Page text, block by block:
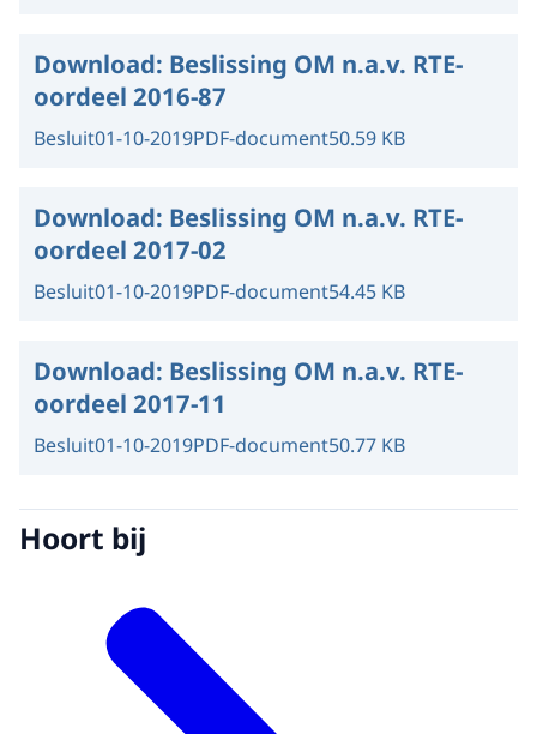
Download: Beslissing OM n.a.v. RTE-
oordeel 2016-87
Besluit01-10-2019PDF-document50.59 KB
Download: Beslissing OM n.a.v. RTE-
oordeel 2017-02
Besluit01-10-2019PDF-document54.45 KB
Download: Beslissing OM n.a.v. RTE-
oordeel 2017-11
Besluit01-10-2019PDF-document50.77 KB
Hoort bij